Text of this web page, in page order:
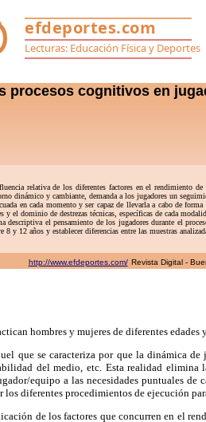
procesos cognitivos en
relativa de los diferentes factores en el rendimiento
dinámico y cambiante, demanda a los jugadores un
en cada momento y ser capaz de llevarla a cabo de
el dominio de destrezas técnicas, específicas de cada
el pensamiento de los jugadores durante el
y 12 años y establecer diferencias entre las muestras
http://www.efdeportes.com/ Revista Digital -
hombres y mujeres de diferentes
que se caracteriza por que la dinámica
del medio, etc. Esta realidad
equipo a las necesidades puntuales
diferentes procedimientos de ejecución
de los factores que concurren en el